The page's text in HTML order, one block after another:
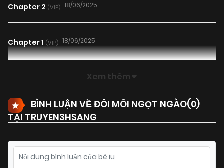
Chapter 2 (VIP) 18/06/2025
Chapter 1 (VIP) 18/06/2025
Xem thêm
BÌNH LUẬN VỀ ĐÔI MÔI NGỌT NGÀO(0)
TẠI TRUYEN3HSANG